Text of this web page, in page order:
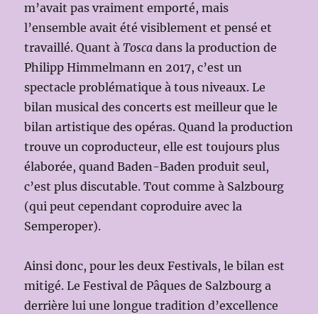
m’avait pas vraiment emporté, mais
l’ensemble avait été visiblement et pensé et
travaillé. Quant àTosca dans la production de
Philipp Himmelmann en 2017, c’est un
spectacle problématique à tous niveaux. Le
bilan musical des concerts est meilleur que le
bilan artistique des opéras. Quand la production
trouve un coproducteur, elle est toujours plus
élaborée, quand Baden-Baden produit seul,
c’est plus discutable. Tout comme à Salzbourg
(qui peut cependant coproduire avec la
Semperoper).
Ainsi donc, pour les deux Festivals, le bilan est
mitigé. Le Festival de Pâques de Salzbourg a
derrière lui une longue tradition d’excellence